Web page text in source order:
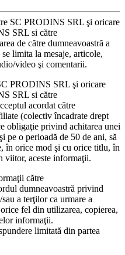
SC PRODINS SRL şi oricare
SRL si către
de către dumneavoastră a
limita la mesaje, articole,
video şi comentarii.
PRODINS SRL şi oricare
SRL si către
acordat către
(colectiv încadrate drept
obligaţie privind achitarea unei
pe o perioadă de 50 de ani, să
în orice mod şi cu orice titlu, în
viitor, aceste informaţii.
către
dumneavoastră privind
a terţilor ca urmare a
fel din utilizarea, copierea,
informaţii.
limitată din partea